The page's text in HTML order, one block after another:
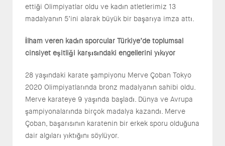
ettiği Olimpiyatlar oldu ve kadın atletlerimiz 13
madalyanın 5’ini alarak büyük bir başarıya imza attı.
İlham veren kadın sporcular Türkiye’de toplumsal
cinsiyet eşitliği karşısındaki engellerini yıkıyor
28 yaşındaki karate şampiyonu Merve Çoban Tokyo
2020 Olimpiyatlarında bronz madalyanın sahibi oldu.
Merve karateye 9 yaşında başladı. Dünya ve Avrupa
şampiyonalarında birçok madalya kazandı. Merve
Çoban, başarısının karatenin bir erkek sporu olduğuna
dair algıları yıktığını söylüyor.